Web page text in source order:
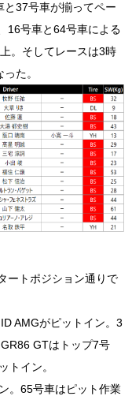
37号車が揃ってペー
16号車と64号車による
。そしてレースは3時
た。
ートポジション通りで
AMGがピットイン。3
GTはトップ7号
トイン。
。65号車はピット作業